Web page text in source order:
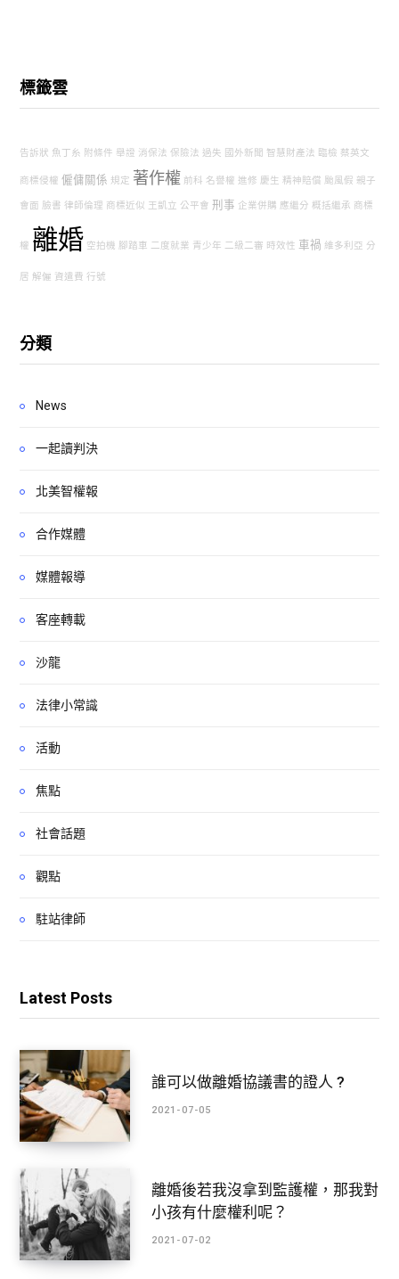
標籤雲
告訴狀 魚丁糸 附條件 舉證 消保法 保險法 過失 國外新聞 智慧財產法 臨檢 蔡英文
商標侵權 僱傭關係 規定 著作權 前科 名譽權 進修 慶生 精神賠償 颱風假 親子
會面 臉書 律師倫理 商標近似 王凱立 公平會 刑事 企業併購 應繼分 概括繼承 商標
權 離婚 空拍機 腳踏車 二度就業 青少年 二級二審 時效性 車禍 維多利亞 分
居 解僱 資遣費 行號
分類
News
一起讀判決
北美智權報
合作媒體
媒體報導
客座轉載
沙龍
法律小常識
活動
焦點
社會話題
觀點
駐站律師
Latest Posts
誰可以做離婚協議書的證人 ?
2021-07-05
離婚後若我沒拿到監護權，那我對
小孩有什麼權利呢？
2021-07-02